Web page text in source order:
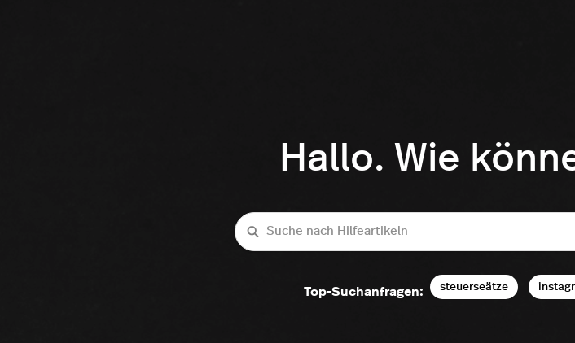
Hallo. Wie
Suche
Top-Suchanfragen: steuerseätze